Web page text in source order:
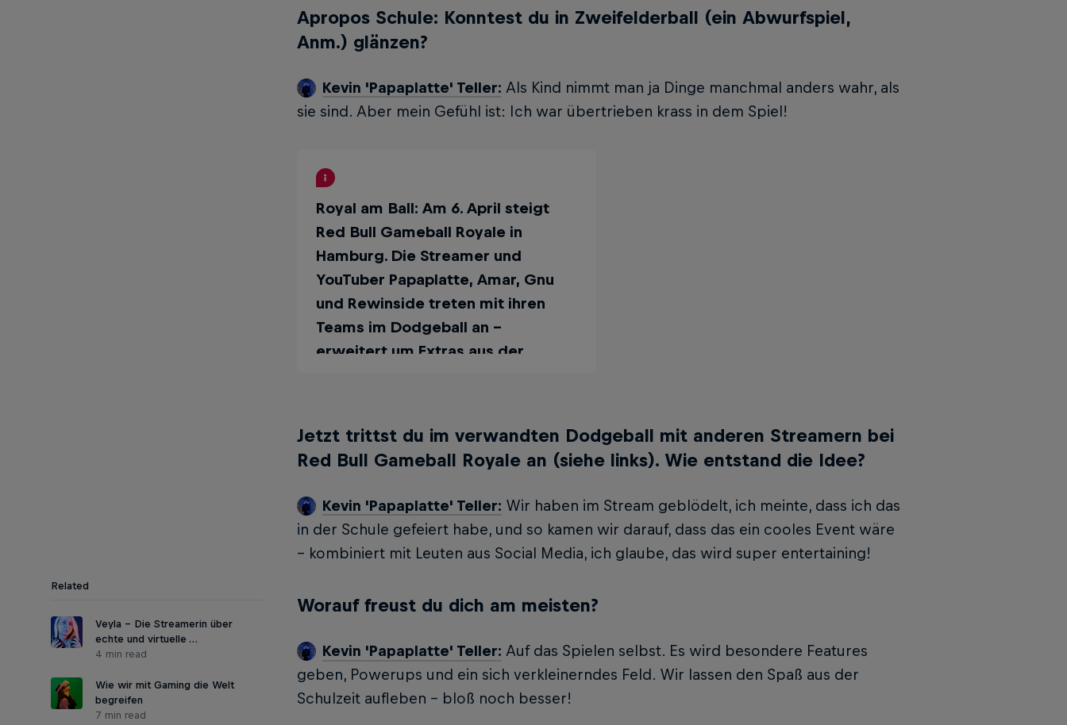
Apropos Schule: Konntest du in Zweifelderball (ein Abwurfspiel,
Anm.) glänzen?
Kevin 'Papaplatte' Teller: Als Kind nimmt man ja Dinge manchmal an­ders wahr, als
sie sind. Aber mein Gefühl ist: Ich war übertrieben krass in dem Spiel!
Royal am Ball: Am 6. April steigt
Red Bull Gameball Royale in
Hamburg. Die Streamer und
YouTuber Papaplatte, Amar, Gnu
und Rewinside treten mit ihren
Teams im Dodgeball an –
erweitert um Extras aus der
Sporthalle Hamburg, Tickets:
redbull.com; Stream: twitch.tv/
Jetzt trittst du im verwandten Dodgeball mit anderen Streamern bei
Red Bull Gameball Royale an (siehe links). Wie entstand die Idee?
Kevin 'Papaplatte' Teller: Wir haben im Stream geblödelt, ich meinte, dass ich das
in der Schule gefeiert habe, und so kamen wir darauf, dass das ein cooles Event wäre
– kombiniert mit Leuten aus Social Me­dia, ich glaube, das wird super entertaining!
Worauf freust du dich am meisten?
Kevin 'Papaplatte' Teller: Auf das Spielen selbst. Es wird besondere Fea­tures
geben, Power­ups und ein sich verklei­nerndes Feld. Wir lassen den Spaß aus der
Schulzeit aufleben – bloß noch besser!
Related
Veyla – Die Streamerin über
echte und virtuelle …
4 min read
Wie wir mit Gaming die Welt
begreifen
7 min read